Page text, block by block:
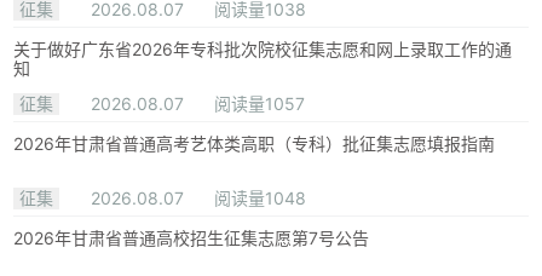
征集 2026.08.07
阅读量1038
关于做好广东省2026年专科批次院校征集志愿和网上录取工作的通
知
征集
2026.08.07
阅读量1057
2026年甘肃省普通高考艺体类高职（专科）批征集志愿填报指南
征集 2026.08.07
阅读量1048
2026年甘肃省普通高校招生征集志愿第7号公告